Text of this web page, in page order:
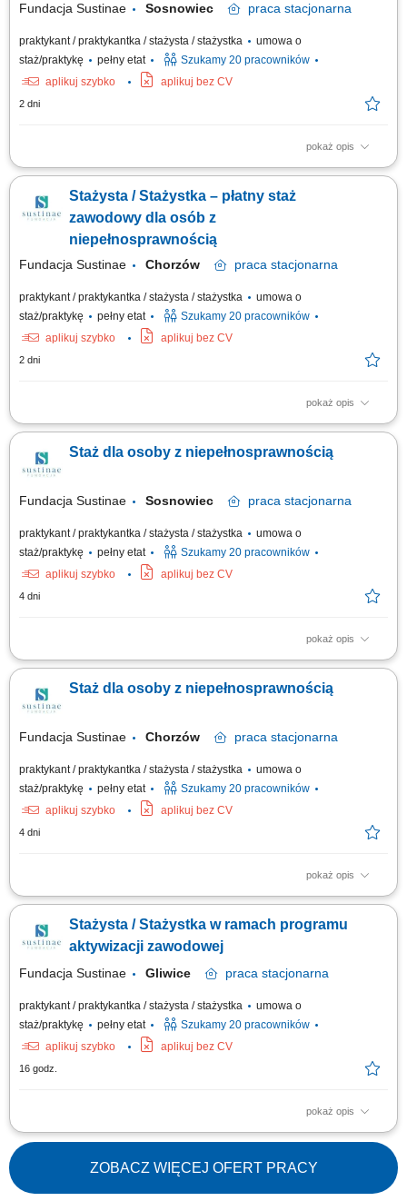
Fundacja Sustinae Sosnowiec praca stacjonarna
praktykant / praktykantka / stażysta / stażystka
umowa o
staż/praktykę
pełny etat
Szukamy 20 pracowników
aplikuj szybko
aplikuj bez CV
2 dni
pokaż opis
Projekt „RozPracuj się ! Kompleksowy program aktywizacji zawodowej
Państwowego Funduszu Rehabilitacji Osób Niepełnosprawnych. Celem
uczestnictwa w programie jest zwiększenie szansy na rynku pracy i
Stażysta / Stażystka – płatny staż
zawodowy dla osób z
niepełnosprawnością
Fundacja Sustinae Chorzów praca stacjonarna
praktykant / praktykantka / stażysta / stażystka
umowa o
staż/praktykę
pełny etat
Szukamy 20 pracowników
aplikuj szybko
aplikuj bez CV
2 dni
pokaż opis
Projekt „RozPracuj się ! Kompleksowy program aktywizacji zawodowej
Państwowego Funduszu Rehabilitacji Osób Niepełnosprawnych. Celem
uczestnictwa w programie jest zwiększenie szansy na rynku pracy i
Staż dla osoby z niepełnosprawnością
Fundacja Sustinae Sosnowiec praca stacjonarna
praktykant / praktykantka / stażysta / stażystka
umowa o
staż/praktykę
pełny etat
Szukamy 20 pracowników
aplikuj szybko
aplikuj bez CV
4 dni
pokaż opis
Projekt „RozPracuj się ! Kompleksowy program aktywizacji zawodowej
Państwowego Funduszu Rehabilitacji Osób Niepełnosprawnych. Celem
uczestnictwa w programie jest zwiększenie szansy na rynku pracy i
Staż dla osoby z niepełnosprawnością
Fundacja Sustinae Chorzów praca stacjonarna
praktykant / praktykantka / stażysta / stażystka
umowa o
staż/praktykę
pełny etat
Szukamy 20 pracowników
aplikuj szybko
aplikuj bez CV
4 dni
pokaż opis
Projekt „RozPracuj się ! Kompleksowy program aktywizacji zawodowej
Państwowego Funduszu Rehabilitacji Osób Niepełnosprawnych. Celem
uczestnictwa w programie jest zwiększenie szansy na rynku pracy i
Stażysta / Stażystka w ramach programu
aktywizacji zawodowej
Fundacja Sustinae Gliwice praca stacjonarna
praktykant / praktykantka / stażysta / stażystka
umowa o
staż/praktykę
pełny etat
Szukamy 20 pracowników
aplikuj szybko
aplikuj bez CV
16 godz.
pokaż opis
Projekt „RozPracuj się ! Kompleksowy program aktywizacji zawodowej
osób z niepełnosprawnościami”, który jest współfinansowany ze środków
Państwowego Funduszu Rehabilitacji Osób Niepełnosprawnych. Celem
uczestnictwa w programie jest zwiększenie szansy na rynku pracy i
podjęcie...
ZOBACZ WIĘCEJ OFERT PRACY